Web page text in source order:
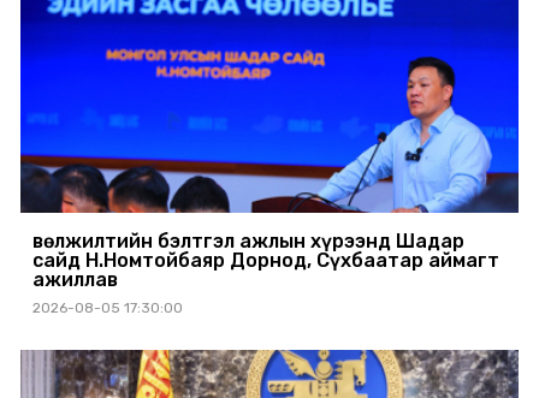
Өвөлжилтийн бэлтгэл ажлын хүрээнд Шадар
сайд Н.Номтойбаяр Дорнод, Сүхбаатар аймагт
ажиллав
2026-08-05 17:30:00